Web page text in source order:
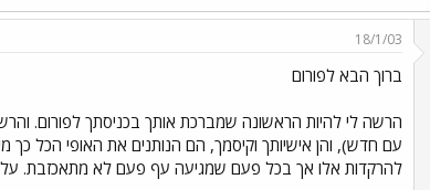
18/1/03
ברוך הבא לפורום
הרשה לי להיות הראשונה שמברכת אותך בכניסתך לפורום.
עם חדש), והן אישיותך וקיסמך, הם הנותנים את האופי הכל כך
להרקדות אלו אך בכל פעם שמגיעה עף פעם לא מתאכזבת.